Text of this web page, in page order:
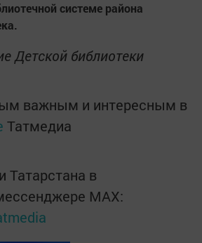
системе района
Детской библиотеки
важным и интересным в
Татмедиа
Татарстана в
MАХ: